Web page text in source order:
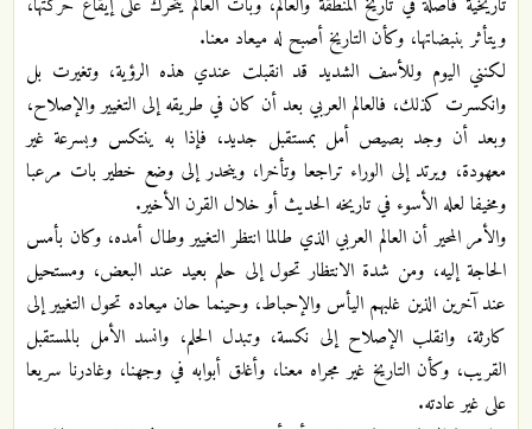
ويتأثر بنبضاتها، وكأن التاريخ أصبح له ميعاد معنا.
لكنني اليوم وللأسف الشديد قد انقبلت عندي هذه الرؤية، وتغيرت بل
وانكسرت كذلك، فالعالم العربي بعد أن كان في طريقه إلى التغيير والإصلاح،
وبعد أن وجد بصيص أمل بمستقبل جديد، فإذا به ينتكس وبسرعة غير
معهودة، ويرتد إلى الوراء تراجعا وتأخرا، وينحدر إلى وضع خطير بات مرعبا
ومخيفا لعله الأسوء في تاريخه الحديث أو خلال القرن الأخير.
والأمر المحير أن العالم العربي الذي طالما انتظر التغيير وطال أمده، وكان بأمس
الحاجة إليه، ومن شدة الانتظار تحول إلى حلم بعيد عند البعض، ومستحيل
عند آخرين الذين غلبهم اليأس والإحباط، وحينما حان ميعاده تحول التغيير إلى
كارثة، وانقلب الإصلاح إلى نكسة، وتبدل الحلم، وانسد الأمل بالمستقبل
القريب، وكأن التاريخ غير مجراه معنا، وأغلق أبوابه في وجهنا، وغادرنا سريعا
على غير عادته.